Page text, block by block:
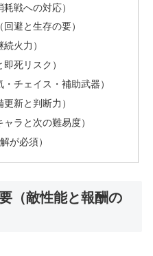
戦への対応）
避と生存の要）
火力）
死リスク）
チェイス・補助武器）
新と判断力）
ラと次の難易度）
が必須）
（敵性能と報酬の